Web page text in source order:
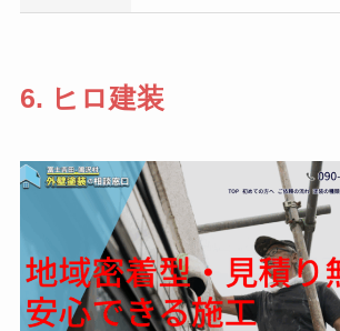
​6. ヒロ建装